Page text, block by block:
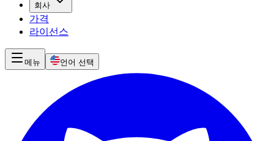
회사
가격
라이선스
메뉴 언어 선택